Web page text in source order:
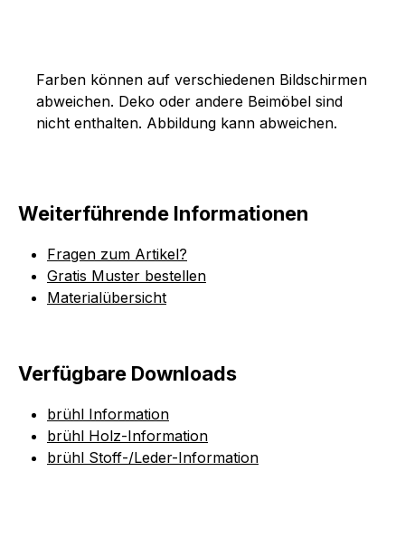
Farben können auf verschiedenen Bildschirmen
abweichen. Deko oder andere Beimöbel sind
nicht enthalten. Abbildung kann abweichen.
Weiterführende Informationen
Fragen zum Artikel?
Gratis Muster bestellen
Materialübersicht
Verfügbare Downloads
brühl Information
brühl Holz-Information
brühl Stoff-/Leder-Information